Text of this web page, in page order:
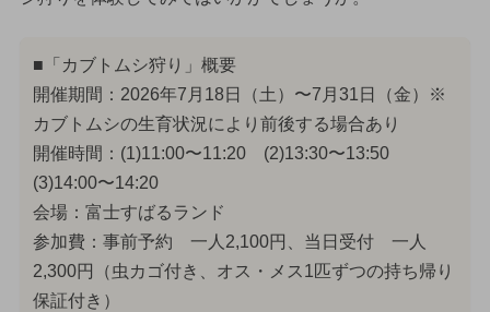
■「カブトムシ狩り」概要
開催期間：2026年7月18日（土）〜7月31日（金）※
カブトムシの生育状況により前後する場合あり
開催時間：(1)11:00〜11:20 (2)13:30〜13:50
(3)14:00〜14:20
会場：富士すばるランド
参加費：事前予約 一人2,100円、当日受付 一人
2,300円（虫カゴ付き、オス・メス1匹ずつの持ち帰り
保証付き）